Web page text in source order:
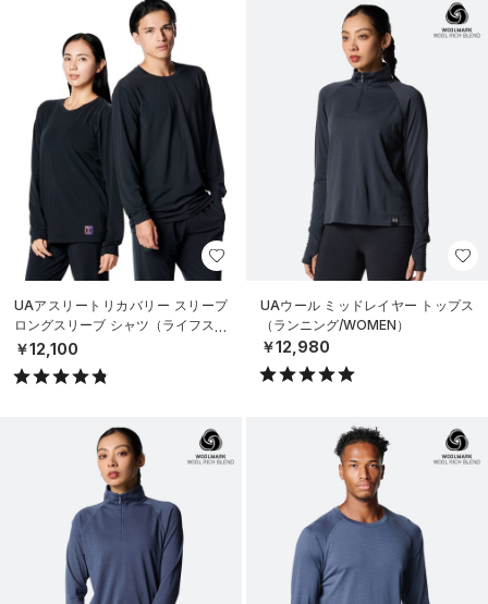
UAアスリートリカバリー スリープ
ロングスリーブ シャツ（ライフスタ
イル/UNISEX）
￥12,100
UAウール ミッドレイヤー トップス
（ランニング/WOMEN）
￥12,980